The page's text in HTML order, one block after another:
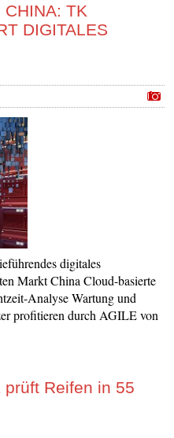
CHINA: TK
DIGITALES
digitales
Markt China Cloud-basierte
Analyse Wartung und
profitieren durch AGILE von
prüft Reifen in 55